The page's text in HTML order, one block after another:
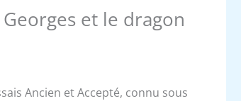
et le dragon
Ancien et Accepté, connu sous